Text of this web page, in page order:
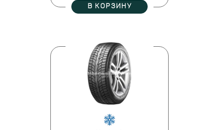
В КОРЗИНУ